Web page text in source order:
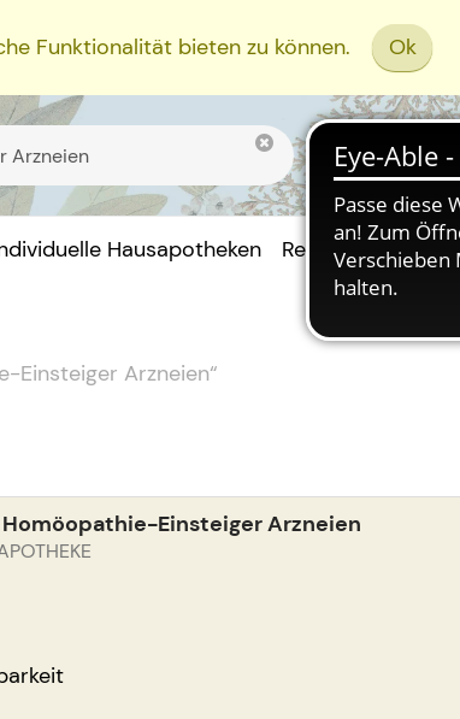
Funktionalität bieten zu können. Ok
Hausapotheken Rezept Einreichen
Einsteiger Arzneien“
Einsteiger Arzneien